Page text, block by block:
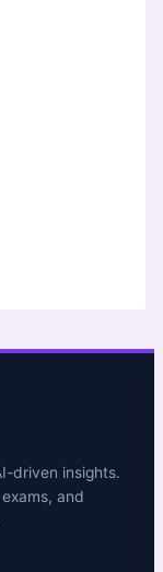
driven insights.
and